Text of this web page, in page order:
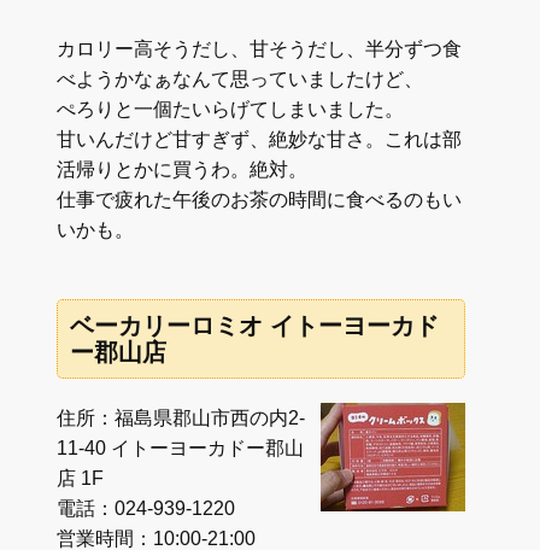
カロリー高そうだし、甘そうだし、半分ずつ食
べようかなぁなんて思っていましたけど、
ぺろりと一個たいらげてしまいました。
甘いんだけど甘すぎず、絶妙な甘さ。これは部
活帰りとかに買うわ。絶対。
仕事で疲れた午後のお茶の時間に食べるのもい
いかも。
ベーカリーロミオ イトーヨーカド
ー郡山店
住所：福島県郡山市西の内2-
11-40 イトーヨーカドー郡山
店 1F
電話：024-939-1220
営業時間：10:00-21:00